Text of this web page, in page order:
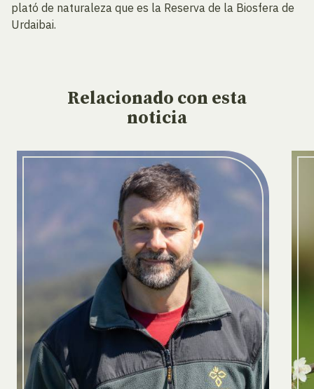
plató de naturaleza que es la Reserva de la Biosfera de
Urdaibai.
Relacionado con esta
noticia